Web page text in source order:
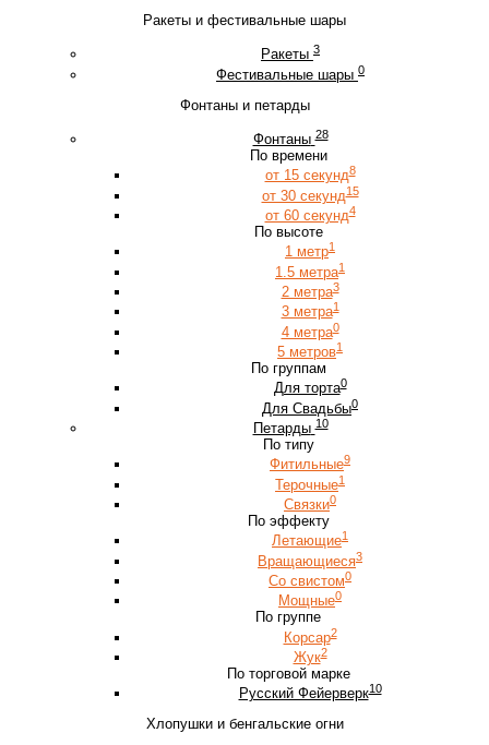
Ракеты и фестивальные шары
Ракеты 3
Фестивальные шары 0
Фонтаны и петарды
Фонтаны 28
По времени
от 15 секунд8
от 30 секунд15
от 60 секунд4
По высоте
1 метр1
1.5 метра1
2 метра3
3 метра1
4 метра0
5 метров1
По группам
Для торта0
Для Свадьбы0
Петарды 10
По типу
Фитильные9
Терочные1
Связки0
По эффекту
Летающие1
Вращающиеся3
Со свистом0
Мощные0
По группе
Корсар2
Жук2
По торговой марке
Русский Фейерверк10
Хлопушки и бенгальские огни